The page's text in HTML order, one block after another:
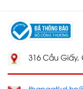
316 Cầu Giấy,